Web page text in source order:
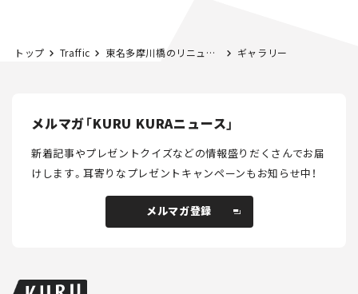
トップ Traffic 東名多摩川橋のリニューアル工事で車線の切り替えを実施。 7月27日～29日は東名高速の渋滞に注意！ ギャラリー
メルマガ「KURU KURAニュース」
新着記事やプレゼントクイズなどの情報盛りだくさんでお届
けします。耳寄りなプレゼントキャンペーンもお知らせ中！
メルマガ登録